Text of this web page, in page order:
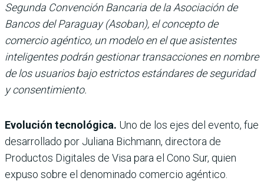
Segunda Convención Bancaria de la Asociación de
Bancos del Paraguay (Asoban), el concepto de
comercio agéntico, un modelo en el que asistentes
inteligentes podrán gestionar transacciones en nombre
de los usuarios bajo estrictos estándares de seguridad
y consentimiento.
Evolución tecnológica. Uno de los ejes del evento, fue
desarrollado por Juliana Bichmann, directora de
Productos Digitales de Visa para el Cono Sur, quien
expuso sobre el denominado comercio agéntico.